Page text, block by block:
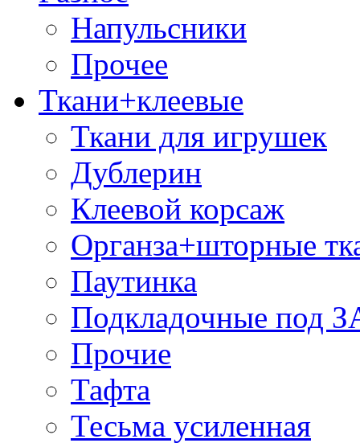
Напульсники
Прочее
Ткани+клеевые
Ткани для игрушек
Дублерин
Клеевой корсаж
Органза+шторные
Паутинка
Подкладочные под
Прочие
Тафта
Тесьма усиленная